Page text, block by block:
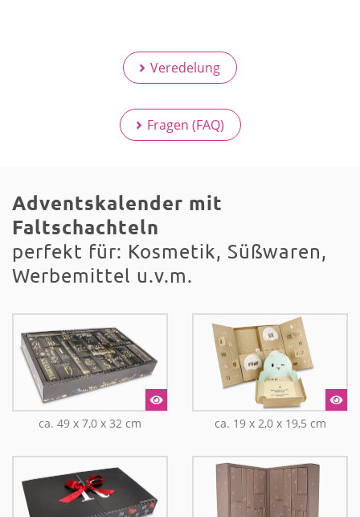
Veredelung
Fragen (FAQ)
Adventskalender mit
Faltschachteln
perfekt für: Kosmetik, Süßwaren,
Werbemittel u.v.m.
ca. 49 x 7,0 x 32 cm ca. 19 x 2,0 x 19,5 cm